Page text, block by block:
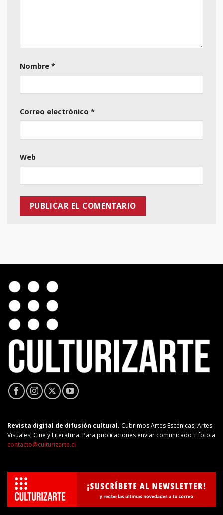
Nombre *
Correo electrónico *
Web
Revista digital de difusión cultural. Cubrimos Artes Escénicas, Artes
Visuales, Cine y Literatura. Para publicaciones enviar comunicado + foto a
contacto@culturizarte.cl